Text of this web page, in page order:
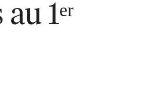
1ᵉʳ